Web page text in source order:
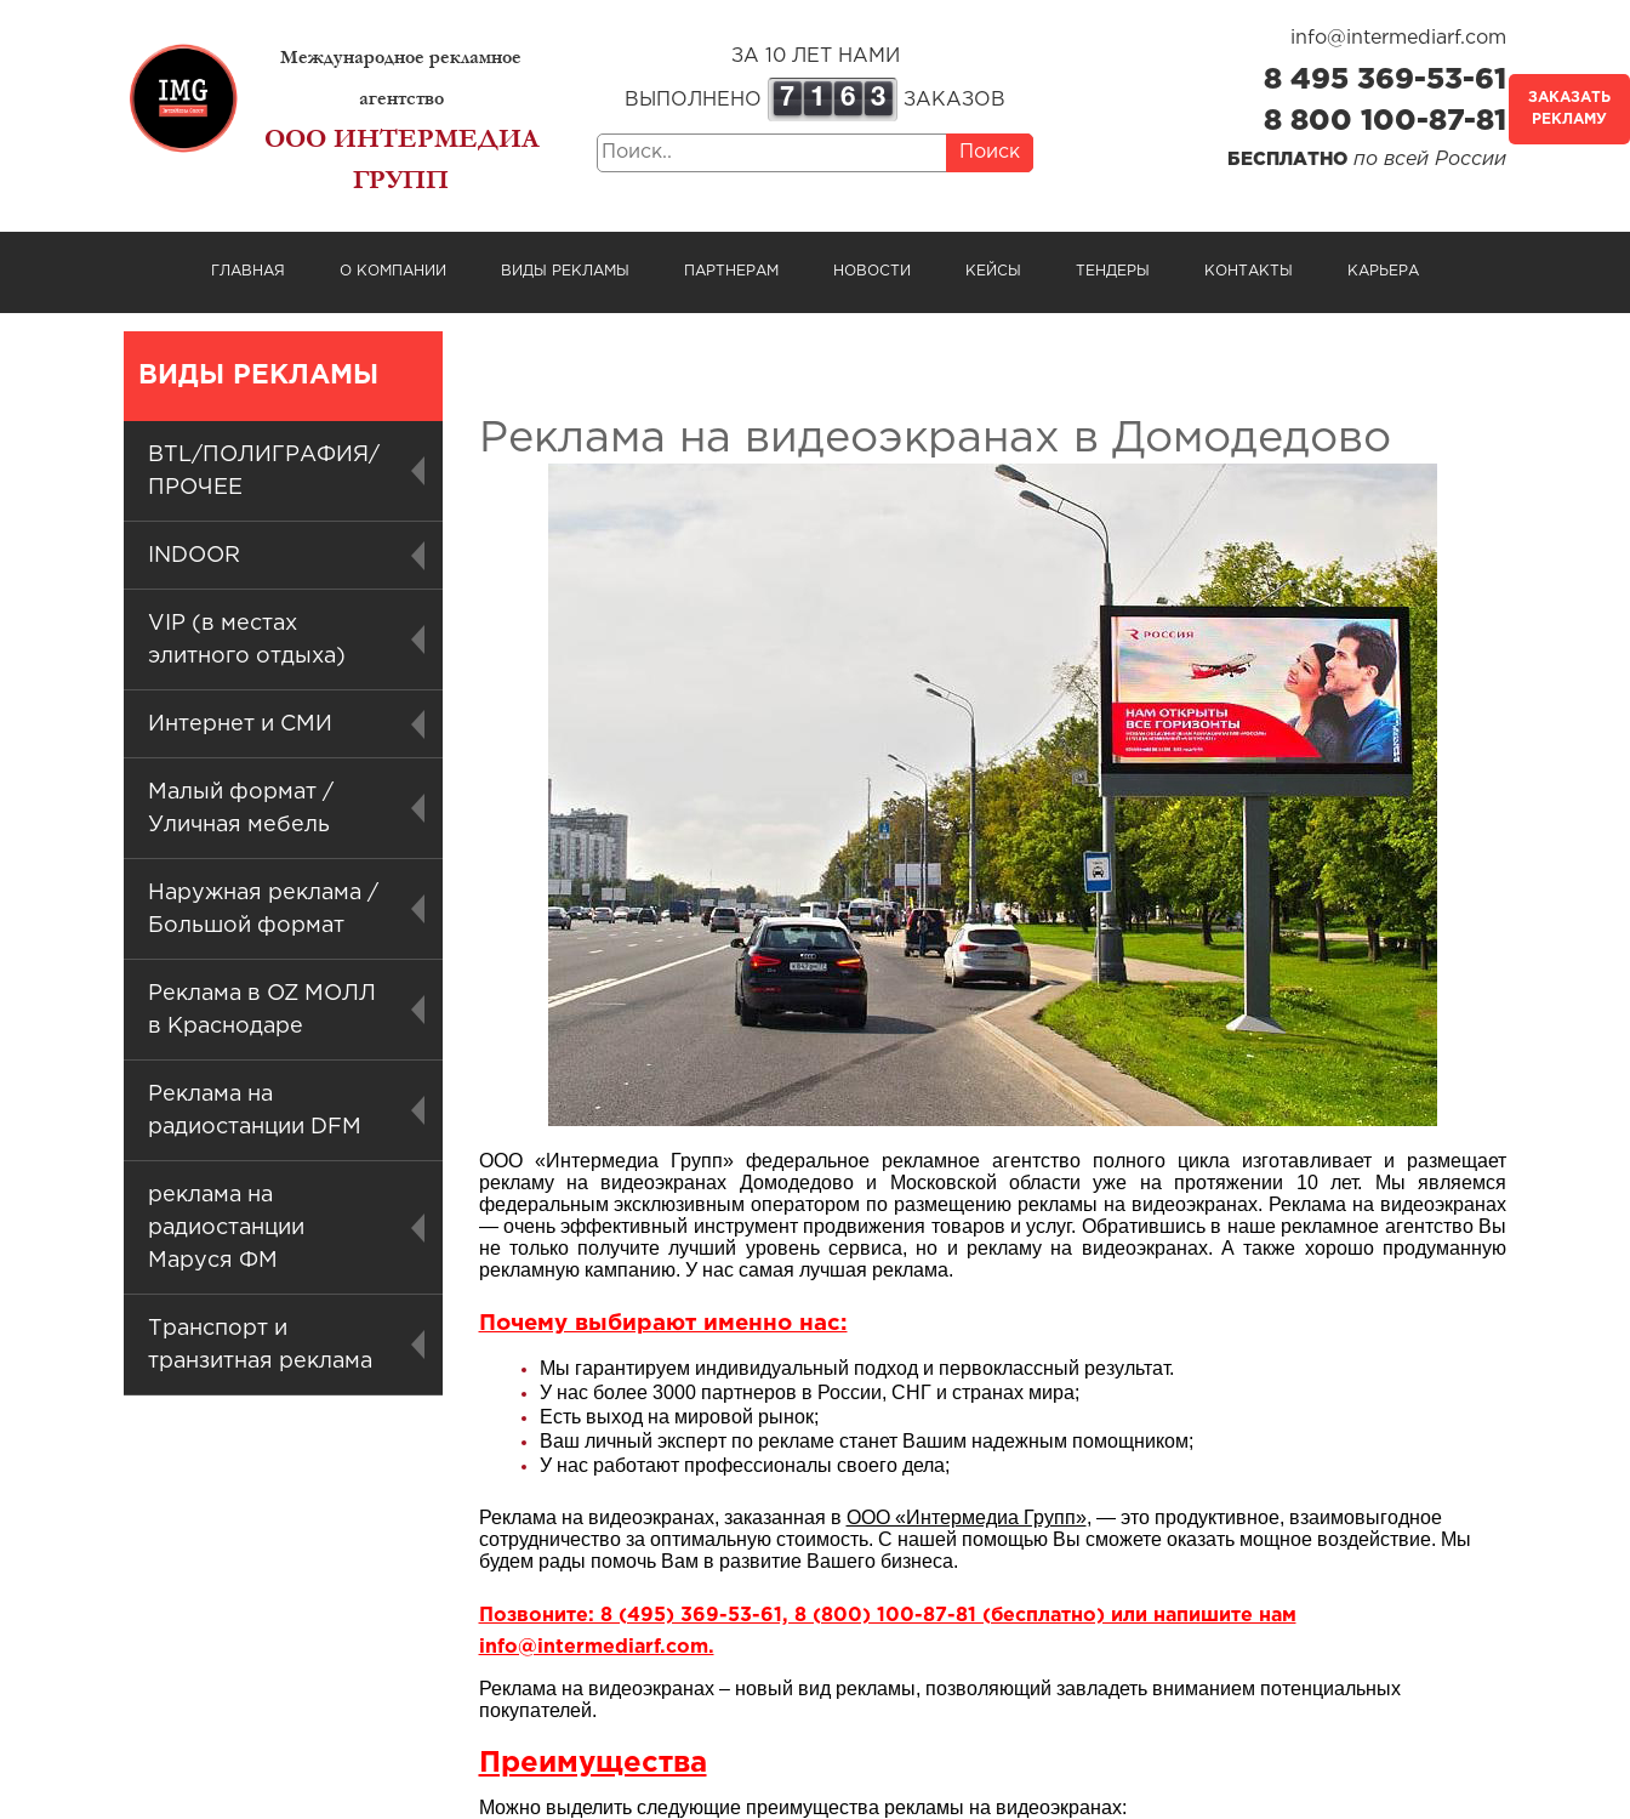
Международное рекламное
агентство
ООО ИНТЕРМЕДИА
ГРУПП
ЗА 10 ЛЕТ НАМИ
ВЫПОЛНЕНО 7 1 6 3 ЗАКАЗОВ
Поиск
info@intermediarf.com
8 495 369-53-61
8 800 100-87-81
БЕСПЛАТНО по всей России
ГЛАВНАЯ О КОМПАНИИ ВИДЫ РЕКЛАМЫ ПАРТНЕРАМ НОВОСТИ КЕЙСЫ ТЕНДЕРЫ КОНТАКТЫ КАРЬЕРА
ЗАКАЗАТЬ
РЕКЛАМУ
ВИДЫ РЕКЛАМЫ
BTL/ПОЛИГРАФИЯ/
ПРОЧЕЕ
INDOOR
VIP (в местах
элитного отдыха)
Интернет и СМИ
Малый формат /
Уличная мебель
Наружная реклама /
Большой формат
Реклама в OZ МОЛЛ
в Краснодаре
Реклама на
радиостанции DFM
реклама на
радиостанции
Маруся ФМ
Транспорт и
транзитная реклама
Реклама на видеоэкранах в Домодедово
ООО «Интермедиа Групп» федеральное рекламное агентство полного цикла изготавливает и размещает
рекламу на видеоэкранах Домодедово и Московской области уже на протяжении 10 лет. Мы являемся
федеральным эксклюзивным оператором по размещению рекламы на видеоэкранах. Реклама на видеоэкранах
— очень эффективный инструмент продвижения товаров и услуг. Обратившись в наше рекламное агентство Вы
не только получите лучший уровень сервиса, но и рекламу на видеоэкранах. А также хорошо продуманную
рекламную кампанию. У нас самая лучшая реклама.
Почему выбирают именно нас:
Мы гарантируем индивидуальный подход и первоклассный результат.
У нас более 3000 партнеров в России, СНГ и странах мира;
Есть выход на мировой рынок;
Ваш личный эксперт по рекламе станет Вашим надежным помощником;
У нас работают профессионалы своего дела;
Реклама на видеоэкранах, заказанная в ООО «Интермедиа Групп», — это продуктивное, взаимовыгодное
сотрудничество за оптимальную стоимость. С нашей помощью Вы сможете оказать мощное воздействие. Мы
будем рады помочь Вам в развитие Вашего бизнеса.
Позвоните: 8 (495) 369-53-61, 8 (800) 100-87-81 (бесплатно) или напишите нам
info@intermediarf.com.
Реклама на видеоэкранах – новый вид рекламы, позволяющий завладеть вниманием потенциальных
покупателей.
Преимущества
Можно выделить следующие преимущества рекламы на видеоэкранах: